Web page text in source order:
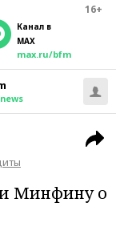
16+
Канал в
MAX
max.ru/bfm
Минфину о